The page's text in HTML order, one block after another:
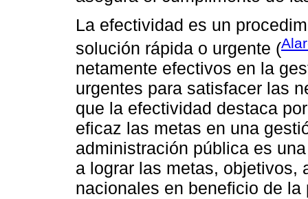
La efectividad es un
solución rápida o urgente (
netamente efectivos en la
urgentes para satisfacer las
que la efectividad destaca
eficaz las metas en una
administración pública es
a lograr las metas, objetivos,
nacionales en beneficio de la